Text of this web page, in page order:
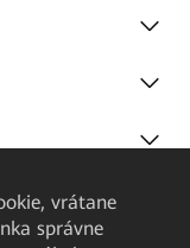
vrátane
správne